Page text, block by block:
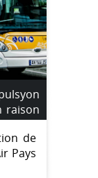
raison
de
Pays